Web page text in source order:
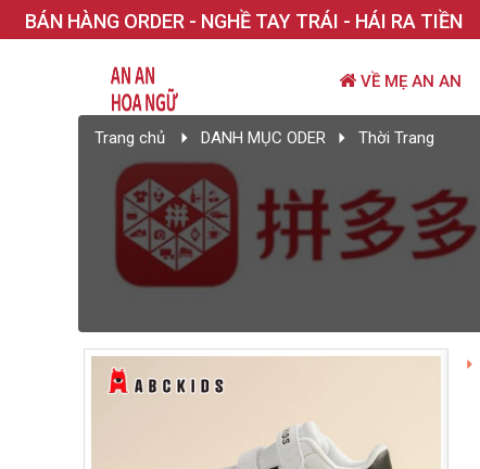
BÁN HÀNG ORDER - NGHỀ TAY TRÁI - HÁI RA TIỀN
VỀ MẸ AN AN
Trang chủ DANH MỤC ODER Thời Trang